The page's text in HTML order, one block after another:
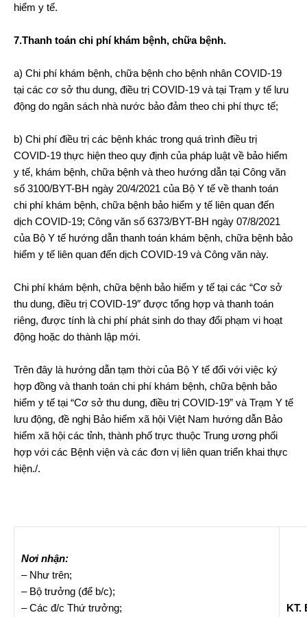
hiểm y tế.
7.Thanh toán chi phí khám bệnh, chữa bệnh.
a) Chi phí khám bệnh, chữa bệnh cho bệnh nhân COVID-19
tại các cơ sở thu dung, điều trị COVID-19 và tại Trạm y tế lưu
động do ngân sách nhà nước bảo đảm theo chi phí thực tế;
b) Chi phí điều trị các bệnh khác trong quá trình điều trị
COVID-19 thực hiện theo quy định của pháp luật về bảo hiểm
y tế, khám bệnh, chữa bệnh và theo hướng dẫn tại Công văn
số 3100/BYT-BH ngày 20/4/2021 của Bộ Y tế về thanh toán
chi phí khám bệnh, chữa bệnh bảo hiểm y tế liên quan đến
dịch COVID-19; Công văn số 6373/BYT-BH ngày 07/8/2021
của Bộ Y tế hướng dẫn thanh toán khám bệnh, chữa bệnh bảo
hiểm y tế liên quan đến dịch COVID-19 và Công văn này.
Chi phí khám bệnh, chữa bệnh bảo hiểm y tế tại các “Cơ sở
thu dung, điều trị COVID-19″ được tổng hợp và thanh toán
riêng, được tính là chi phí phát sinh do thay đổi phạm vi hoạt
động hoặc do thành lập mới.
Trên đây là hướng dẫn tạm thời của Bộ Y tế đối với việc ký
hợp đồng và thanh toán chi phí khám bệnh, chữa bệnh bảo
hiểm y tế tại “Cơ sở thu dung, điều trị COVID-19” và Trạm Y tế
lưu động, đề nghị Bảo hiểm xã hội Việt Nam hướng dẫn Bảo
hiểm xã hội các tỉnh, thành phố trực thuộc Trung ương phối
hợp với các Bệnh viện và các đơn vị liên quan triển khai thực
hiện./.
Nơi nhận:
– Như trên;
– Bộ trưởng (để b/c);
– Các đ/c Thứ trưởng;
KT.